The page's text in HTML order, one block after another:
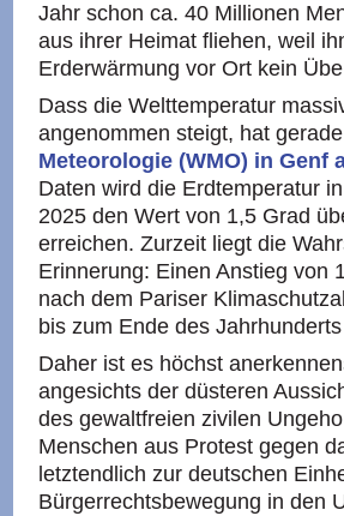
Jahr schon ca. 40 Millionen
aus ihrer Heimat fliehen, weil
Erderwärmung vor Ort kein
Dass die Welttemperatur
angenommen steigt, hat
Meteorologie (WMO) in Genf
Daten wird die Erdtemperatur
2025 den Wert von 1,5 Grad
erreichen. Zurzeit liegt die
Erinnerung: Einen Anstieg von
nach dem Pariser
bis zum Ende des
Daher ist es höchst
angesichts der düsteren
des gewaltfreien zivilen
Menschen aus Protest gegen
letztendlich zur deutschen
Bürgerrechtsbewegung in den